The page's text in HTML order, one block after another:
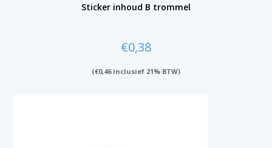
Sticker inhoud B trommel
€0,38
(€0,46inclusief 21% BTW)